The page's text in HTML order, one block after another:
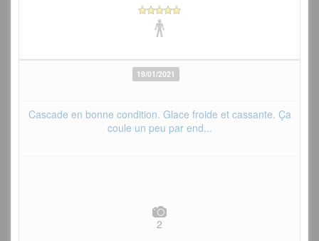
19/01/2021
Cascade en bonne condition. Glace froide et cassante. Ça
coule un peu par end...
2